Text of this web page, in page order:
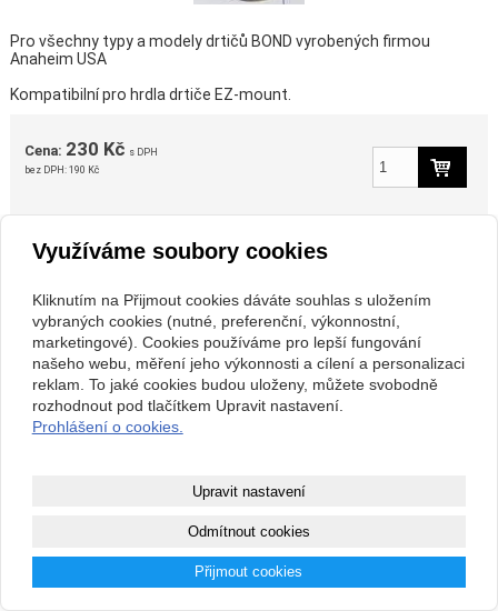
Pro všechny typy a modely drtičů BOND vyrobených firmou
Anaheim USA
Kompatibilní pro hrdla drtiče EZ-mount.
Cena: 230 Kč s DPH
bez DPH:190 Kč
Copyright © 2026 DRTIČE BOND Výhradní dovozce, velkoobchod,
maloobchod, servis, podpora. |Mapa webu
Využíváme soubory cookies
Kliknutím na Přijmout cookies dáváte souhlas s uložením
vybraných cookies (nutné, preferenční, výkonnostní,
marketingové). Cookies používáme pro lepší fungování
našeho webu, měření jeho výkonnosti a cílení a personalizaci
reklam. To jaké cookies budou uloženy, můžete svobodně
rozhodnout pod tlačítkem Upravit nastavení.
Prohlášení o cookies.
Upravit nastavení
Odmítnout cookies
Přijmout cookies